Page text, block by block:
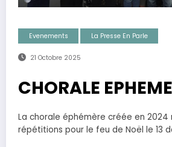
Evenements La Presse En Parle
21 Octobre 2025
CHORALE
La chorale éphémère créée en 2024
répétitions pour le feu de Noël le 13